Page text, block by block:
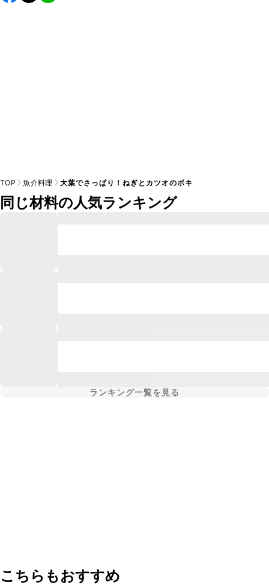
TOP 魚介料理 大葉でさっぱり！ねぎとカツオのポキ
同じ材料の人気ランキング
ランキング一覧を見る
こちらもおすすめ